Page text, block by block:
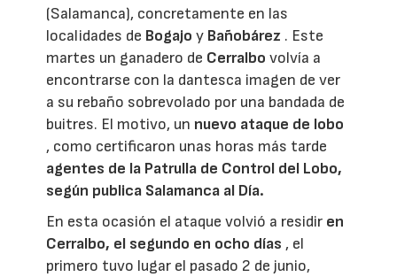
(Salamanca), concretamente en las
localidades de Bogajo y Bañobárez . Este
martes un ganadero de Cerralbovolvía a
encontrarse con la dantesca imagen de ver
a su rebaño sobrevolado por una bandada de
buitres. El motivo, un nuevo ataque de lobo
, como certificaron unas horas más tarde
agentes de la Patrulla de Control del Lobo,
según publica Salamanca al Día.
En esta ocasión el ataque volvió a residir en
Cerralbo, el segundo en ocho días , el
primero tuvo lugar el pasado 2 de junio,